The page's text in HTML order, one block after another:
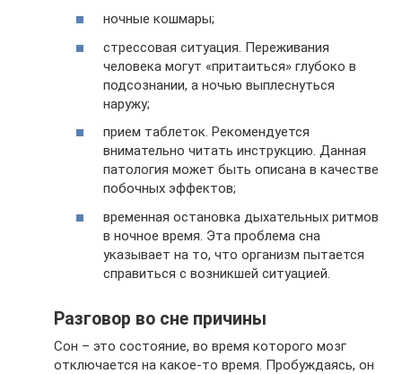
ночные кошмары;
стрессовая ситуация. Переживания
человека могут «притаиться» глубоко в
подсознании, а ночью выплеснуться
наружу;
прием таблеток. Рекомендуется
внимательно читать инструкцию. Данная
патология может быть описана в качестве
побочных эффектов;
временная остановка дыхательных ритмов
в ночное время. Эта проблема сна
указывает на то, что организм пытается
справиться с возникшей ситуацией.
Разговор во сне причины
Сон – это состояние, во время которого мозг
отключается на какое-то время. Пробуждаясь, он